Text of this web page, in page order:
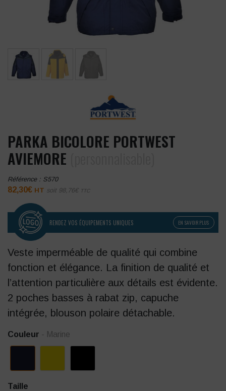
PARKA BICOLORE PORTWEST
AVIEMORE
Référence : S570
82,30€ HT soit 98,76€ TTC
RENDEZ VOS ÉQUIPEMENTS UNIQUES EN SAVOIR PLUS
Veste imperméable de qualité qui combine
fonction et élégance. La finition de qualité et
l’attention particulière aux détails est évidente.
2 poches basses à rabat zip, capuche
intégrée, blouson polaire détachable.
Couleur - Marine
Taille